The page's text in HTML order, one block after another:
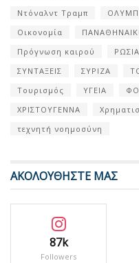
Ντόναλντ Τραμπ
Οικονομία
Πρόγνωση καιρού
ΡΩΣΙΑ
ΣΥΝΤΑΞΕΙΣ
ΣΥΡΙΖΑ
Τουρισμός
ΥΓΕΙΑ
ΧΡΙΣΤΟΥΓΕΝΝΑ
τεχνητή νοημοσύνη
ΑΚΟΛΟΥΘΗΣΤΕ ΜΑΣ
87k
Followers